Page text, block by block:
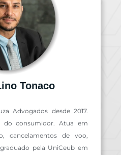
Tonaco
Advogados desde 2017.
do consumidor. Atua em
cancelamentos de voo,
pela UniCeub em